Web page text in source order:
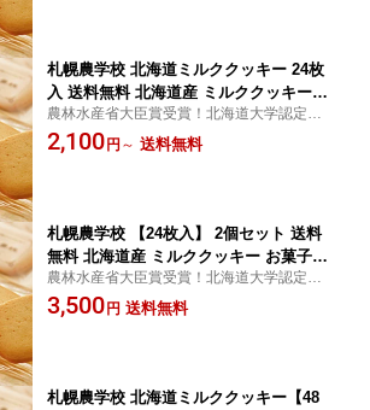
札幌農学校 北海道ミルククッキー 24枚
入 送料無料 北海道産 ミルククッキー
お菓子 おやつ お土産 贈り物 手土産 プ
レゼント お茶請け 人気 バレンタイン
農林水産省大臣賞受賞！北海道大学認定の
ミルククッキー。お土産・プレゼント・内
祝い・おやつ・お茶請け用などにも最適。
2,100 円 ～ 送料無料
札幌農学校 【24枚入】 2個セット 送料
無料 北海道産 ミルククッキー お菓子
おやつ お土産 贈り物 手土産 プレゼン
ト お茶請け バレンタイン ホワイトデー
農林水産省大臣賞受賞！北海道大学認定の
ミルククッキー。お土産・プレゼント・内
祝い・おやつ・お茶請け用などにも最適。
3,500 円 送料無料
札幌農学校 北海道ミルククッキー【48